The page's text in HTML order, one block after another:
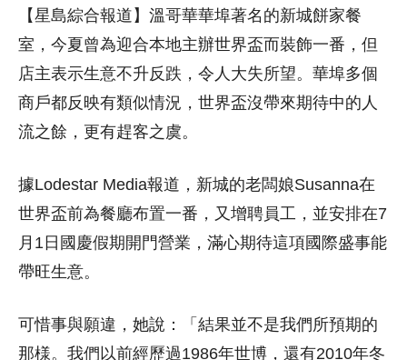
【星島綜合報道】溫哥華華埠著名的新城餅家餐
室，今夏曾為迎合本地主辦世界盃而裝飾一番，但
店主表示生意不升反跌，令人大失所望。華埠多個
商戶都反映有類似情況，世界盃沒帶來期待中的人
流之餘，更有趕客之虞。
據Lodestar Media報道，新城的老闆娘Susanna在
世界盃前為餐廳布置一番，又增聘員工，並安排在7
月1日國慶假期開門營業，滿心期待這項國際盛事能
帶旺生意。
可惜事與願違，她說：「結果並不是我們所預期的
那様。我們以前經歷過1986年世博，還有2010年冬